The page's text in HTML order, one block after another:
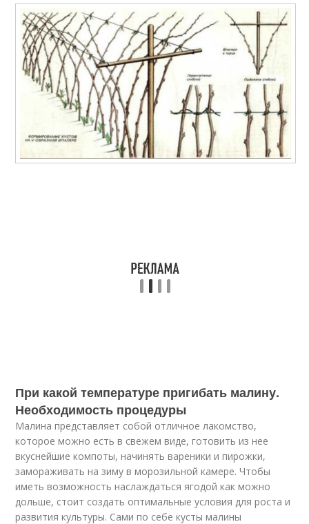
При какой температуре пригибать малину.
Необходимость процедуры
Малина представляет собой отличное лакомство,
которое можно есть в свежем виде, готовить из нее
вкуснейшие компоты, начинять вареники и пирожки,
замораживать на зиму в морозильной камере. Чтобы
иметь возможность наслаждаться ягодой как можно
дольше, стоит создать оптимальные условия для роста и
развития культуры. Сами по себе кусты малины